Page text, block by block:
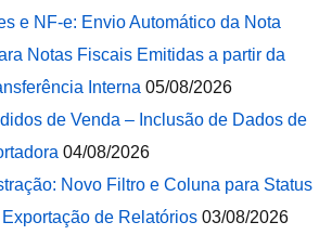
e NF-e: Envio Automático da Nota
Notas Fiscais Emitidas a partir da
Interna 05/08/2026
de Venda – Inclusão de Dados de
04/08/2026
Novo Filtro e Coluna para Status
de Relatórios 03/08/2026